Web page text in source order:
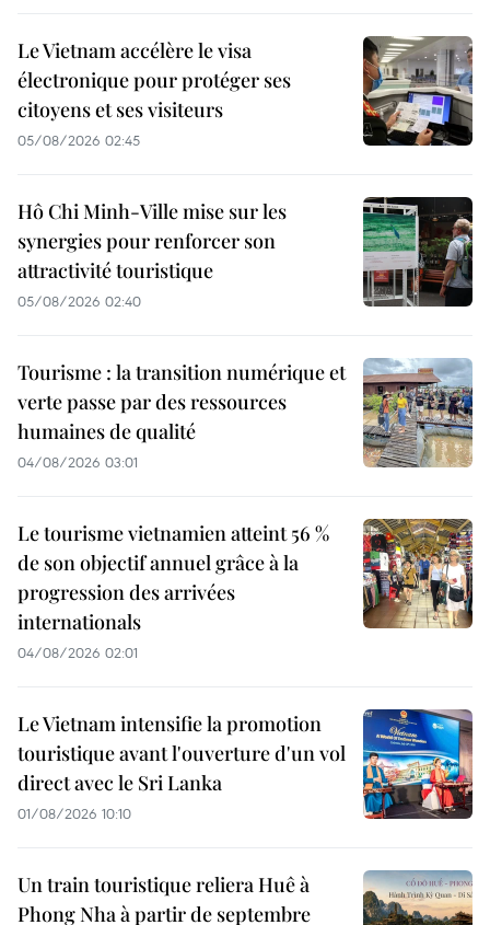
Le Vietnam accélère le visa
électronique pour protéger ses
citoyens et ses visiteurs
05/08/2026 02:45
Hô Chi Minh-Ville mise sur les
synergies pour renforcer son
attractivité touristique
05/08/2026 02:40
Tourisme : la transition numérique et
verte passe par des ressources
humaines de qualité
04/08/2026 03:01
Le tourisme vietnamien atteint 56 %
de son objectif annuel grâce à la
progression des arrivées
internationals
04/08/2026 02:01
Le Vietnam intensifie la promotion
touristique avant l'ouverture d'un vol
direct avec le Sri Lanka
01/08/2026 10:10
Un train touristique reliera Huê à
Phong Nha à partir de septembre